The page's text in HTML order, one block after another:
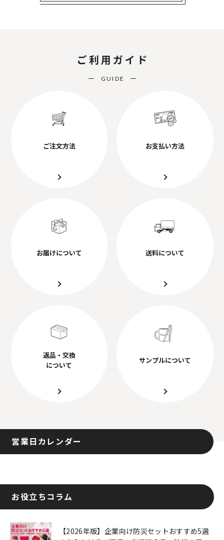
ご利用ガイド
GUIDE
ご注文方法 お支払い方法
お届けについて 送料について
返品・交換
について
サンプルについて
営業日カレンダー
お役立ちコラム
【2026年版】企業向け防災セットおすすめ5選